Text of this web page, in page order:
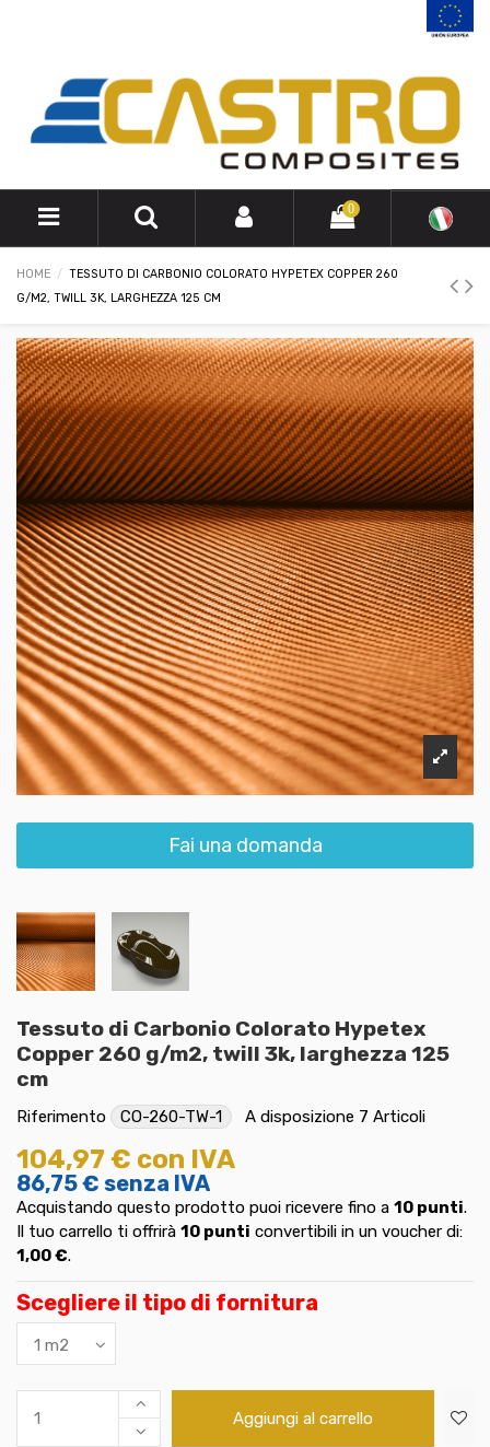
0
HOME
TESSUTO DI CARBONIO COLORATO HYPETEX COPPER 260
G/M2, TWILL 3K, LARGHEZZA 125 CM
Fai una domanda
Tessuto di Carbonio Colorato Hypetex
Copper 260 g/m2, twill 3k, larghezza 125
cm
Riferimento CO-260-TW-1 A disposizione 7 Articoli
104,97 € con IVA
86,75 € senza IVA
Acquistando questo prodotto puoi ricevere fino a 10 punti.
Il tuo carrello ti offrirà 10 punti convertibili in un voucher di:
1,00 €.
Scegliere il tipo di fornitura
Aggiungi al carrello